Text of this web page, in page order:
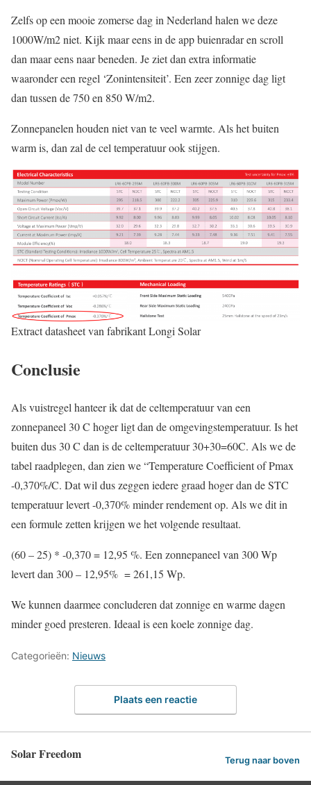
Zelfs op een mooie zomerse dag in Nederland halen we deze
1000W/m2 niet. Kijk maar eens in de app buienradar en scroll
dan maar eens naar beneden. Je ziet dan extra informatie
waaronder een regel ‘Zonintensiteit’. Een zeer zonnige dag ligt
dan tussen de 750 en 850 W/m2.
Zonnepanelen houden niet van te veel warmte. Als het buiten
warm is, dan zal de cel temperatuur ook stijgen.
Extract datasheet van fabrikant Longi Solar
Conclusie
Als vuistregel hanteer ik dat de celtemperatuur van een
zonnepaneel 30 C hoger ligt dan de omgevingstemperatuur. Is het
buiten dus 30 C dan is de celtemperatuur 30+30=60C. Als we de
tabel raadplegen, dan zien we “Temperature Coefficient of Pmax
-0,370%/C. Dat wil dus zeggen iedere graad hoger dan de STC
temperatuur levert -0,370% minder rendement op. Als we dit in
een formule zetten krijgen we het volgende resultaat.
(60 – 25) * -0,370 = 12,95 %. Een zonnepaneel van 300 Wp
levert dan 300 – 12,95% = 261,15 Wp.
We kunnen daarmee concluderen dat zonnige en warme dagen
minder goed presteren. Ideaal is een koele zonnige dag.
Categorieën: Nieuws
Plaats een reactie
Solar Freedom Terug naar boven